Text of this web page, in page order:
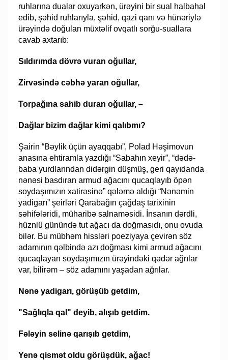
ruhlarına dualar oxuyarkən, ürəyini bir sual halbahal
edib, şəhid ruhlarıyla, şəhid, qazi qanı və hünəriylə
ürəyində doğulan müxtəlif ovqatlı sorğu-suallara
cavab axtarıb:
Sıldırımda dövrə vuran oğullar,
Zirvəsində cəbhə yaran oğullar,
Torpağına sahib duran oğullar, –
Dağlar bizim dağlar kimi qalıbmı?
Şairin “Bəylik üçün ayaqqabı”, Polad Həşimovun
anasına ehtiramla yazdığı “Sabahın xeyir”, “dədə-
baba yurdlarından didərgin düşmüş, geri qayıdanda
nənəsi basdıran armud ağacını qucaqlayıb öpən
soydaşımızın xatirəsinə” qələmə aldığı “Nənəmin
yadigarı” şeirləri Qarabağın çağdaş tarixinin
səhifələridi, müharibə salnaməsidi. İnsanın dərdli,
hüznlü günündə tut ağacı da doğmasıdı, onu ovuda
bilər. Bu mübhəm hissləri poeziyaya çevirən söz
adamının qəlbində azı doğması kimi armud ağacını
qucaqlayan soydaşımızın ürəyindəki qədər ağrılar
var, bilirəm – söz adamını yaşadan ağrılar.
Nənə yadigarı, görüşüb getdim,
"Sağlıqla qal" deyib, alışıb getdim.
Fələyin selinə qarışıb getdim,
Yenə qismət oldu görüşdük, ağac!